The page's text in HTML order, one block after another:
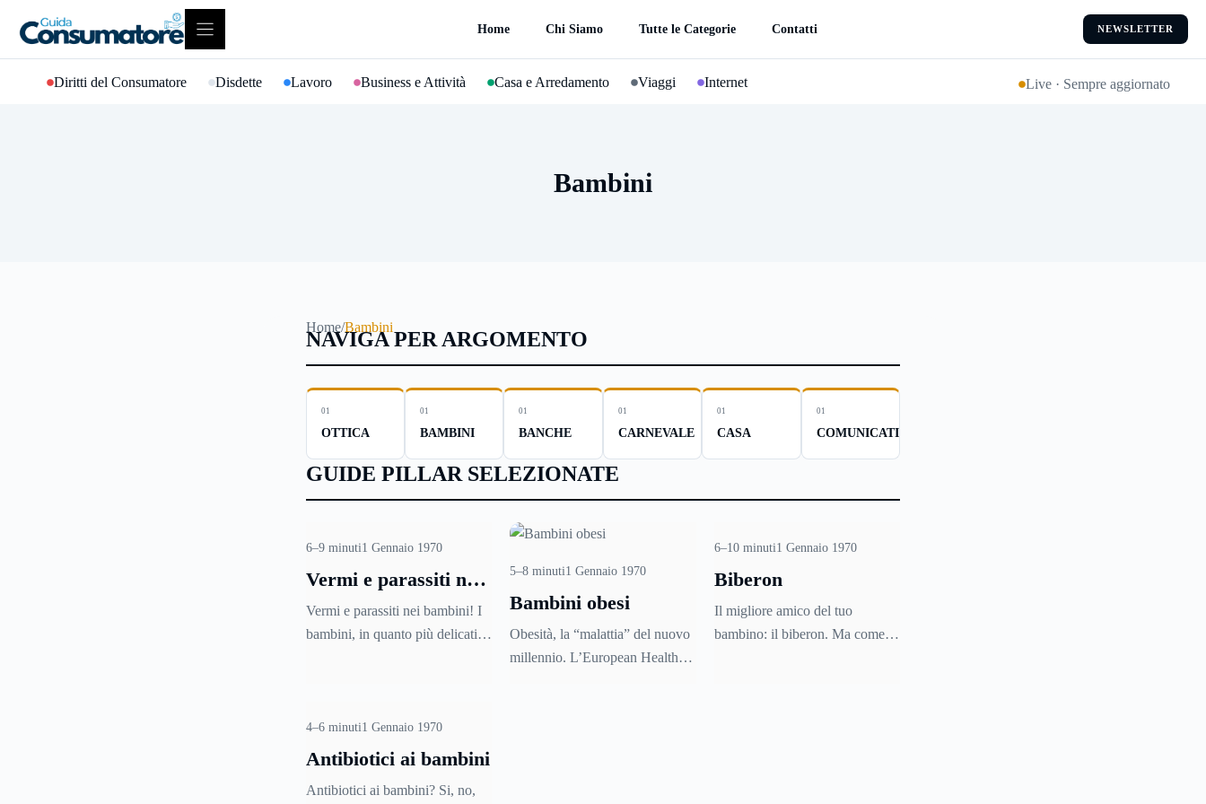
contenuto
Home Chi Siamo Tutte le Categorie Contatti NEWSLETTER
Diritti del Consumatore Disdette Lavoro Business e Attività Casa e Arredamento Viaggi Internet Live · Sempre aggiornato
Bambini
Home/Bambini
NAVIGA PER ARGOMENTO
01
OTTICA
01
BAMBINI
01
BANCHE
01
CARNEVALE
01
CASA
01
COMUNICATI
GUIDE PILLAR SELEZIONATE
6–9 minuti1 Gennaio 1970
Vermi e parassiti nei
bambini
Vermi e parassiti nei bambini! I
bambini, in quanto più delicati,
prevenzione è la migliore cura!
Per saperne di più su queste
evitarle e, in caso, a curarle,
5–8 minuti1 Gennaio 1970
Bambini obesi
Obesità, la “malattia” del nuovo
millennio. L’European Health
6–10 minuti1 Gennaio 1970
Biberon
Il migliore amico del tuo
bambino: il biberon. Ma come si
4–6 minuti1 Gennaio 1970
Antibiotici ai bambini
Antibiotici ai bambini? Si, no,